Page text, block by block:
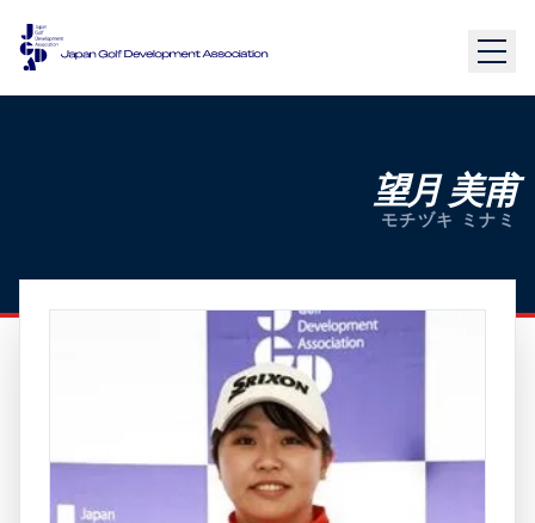
望月 美甫
モチヅキ ミナミ